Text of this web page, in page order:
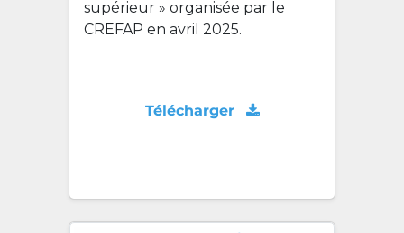
supérieur » organisée par le
CREFAP en avril 2025.
Télécharger